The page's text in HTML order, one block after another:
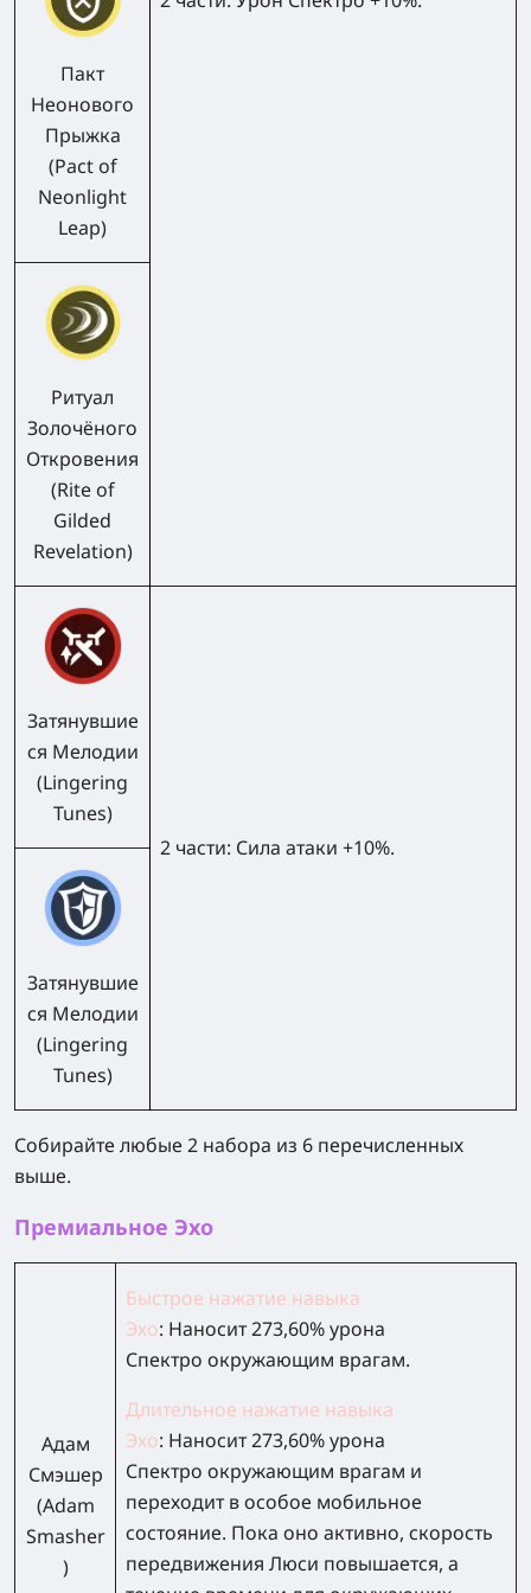
Пакт
Неонового
Прыжка
(Pact of
Neonlight
Leap)
Ритуал
Золочёного
Откровения
(Rite of
Gilded
Revelation)
Затянувшие
ся Мелодии
(Lingering
Tunes)
2 части: Сила атаки +10%.
Затянувшие
ся Мелодии
(Lingering
Tunes)
Собирайте любые 2 набора из 6 перечисленных
выше.
Премиальное Эхо
Адам
Смэшер
(Adam
Smasher
)
Быстрое нажатие навыка
Эхо: Наносит273,60% урона
Спектро окружающим врагам.
Длительное нажатие навыка
Эхо: Наносит273,60% урона
Спектро окружающим врагам и
переходит в особое мобильное
состояние. Пока оно активно, скорость
передвижения Люси повышается, а